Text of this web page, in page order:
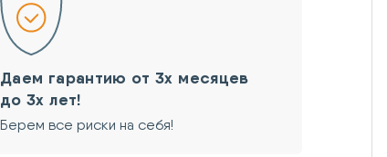
Даем гарантию от 3х месяцев
до 3х лет!
Берем все риски на себя!